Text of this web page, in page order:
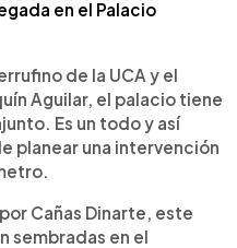
en el Palacio
de la UCA y el
Aguilar, el palacio tiene
Es un todo y así
planear una intervención
Cañas Dinarte, este
sembradas en el